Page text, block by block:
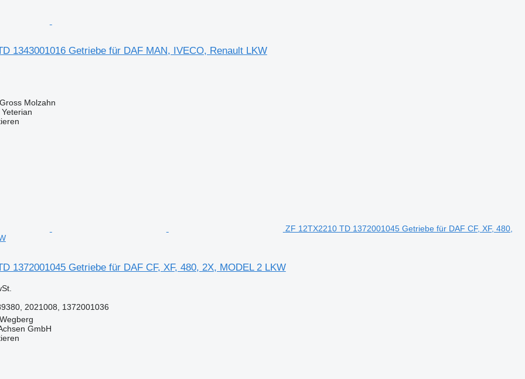
1343001016 Getriebe für DAF MAN, IVECO, Renault LKW
Molzahn
ZF 12TX2210 TD 1372001045 Getriebe für DAF CF, XF, 480,
1372001045 Getriebe für DAF CF, XF, 480, 2X, MODEL 2 LKW
2021008, 1372001036
GmbH